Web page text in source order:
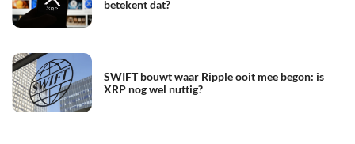
betekent dat?
SWIFT bouwt waar Ripple ooit mee begon: is
XRP nog wel nuttig?